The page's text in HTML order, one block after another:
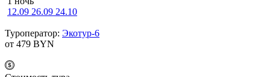
12.09 26.09 24.10
Туроператор: Экотур-6
от 479 BYN